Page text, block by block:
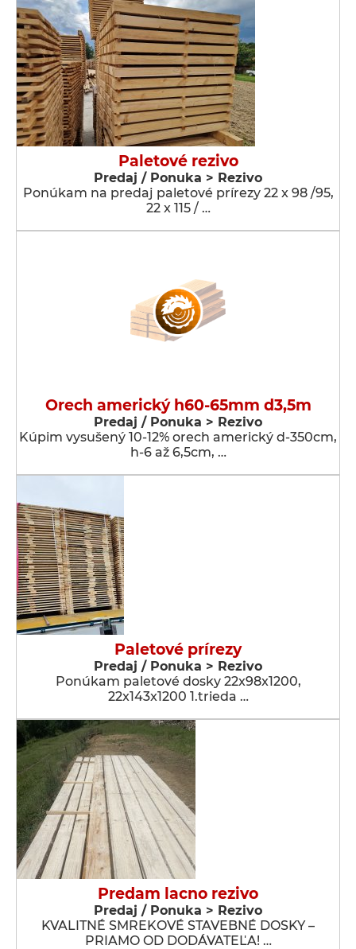
Paletové rezivo
Predaj / Ponuka > Rezivo
Ponúkam na predaj paletové prírezy 22 x 98 /95,
22 x 115 / …
Orech americký h60-65mm d3,5m
Predaj / Ponuka > Rezivo
Kúpim vysušený 10-12% orech americký d-350cm,
h-6 až 6,5cm, …
Paletové prírezy
Predaj / Ponuka > Rezivo
Ponúkam paletové dosky 22x98x1200,
22x143x1200 1.trieda …
Predam lacno rezivo
Predaj / Ponuka > Rezivo
KVALITNÉ SMREKOVÉ STAVEBNÉ DOSKY –
PRIAMO OD DODÁVATEĽA! …